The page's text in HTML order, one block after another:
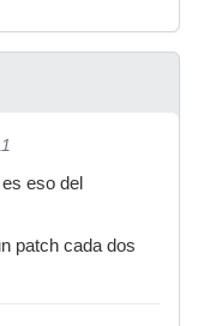
eso del
patch cada dos